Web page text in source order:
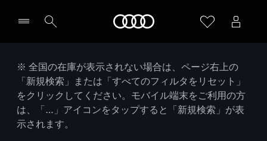
※ 全国の在庫が表示されない場合は、ページ右上の
「新規検索」または「すべてのフィルタをリセット」
をクリックしてください。モバイル端末をご利用の方
は、「…」アイコンをタップすると「新規検索」が表
示されます。